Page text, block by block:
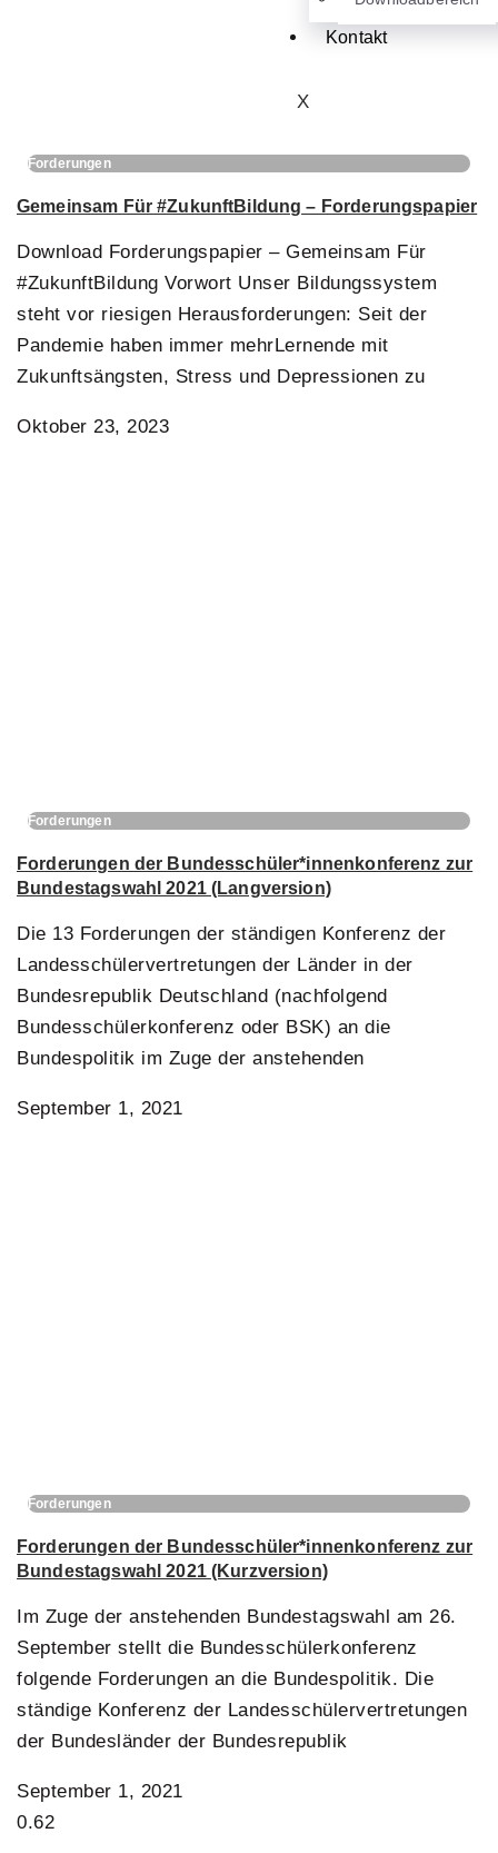
Kontakt
X
Forderungen
Gemeinsam Für #ZukunftBildung – Forderungspapier
Download Forderungspapier – Gemeinsam Für
#ZukunftBildung Vorwort Unser Bildungssystem
steht vor riesigen Herausforderungen: Seit der
Pandemie haben immer mehrLernende mit
Zukunftsängsten, Stress und Depressionen zu
Oktober 23, 2023
Forderungen
Forderungen der Bundesschüler*innenkonferenz zur
Bundestagswahl 2021 (Langversion)
Die 13 Forderungen der ständigen Konferenz der
Landesschülervertretungen der Länder in der
Bundesrepublik Deutschland (nachfolgend
Bundesschülerkonferenz oder BSK) an die
Bundespolitik im Zuge der anstehenden
September 1, 2021
Forderungen
Forderungen der Bundesschüler*innenkonferenz zur
Bundestagswahl 2021 (Kurzversion)
Im Zuge der anstehenden Bundestagswahl am 26.
September stellt die Bundesschülerkonferenz
folgende Forderungen an die Bundespolitik. Die
ständige Konferenz der Landesschülervertretungen
der Bundesländer der Bundesrepublik
September 1, 2021